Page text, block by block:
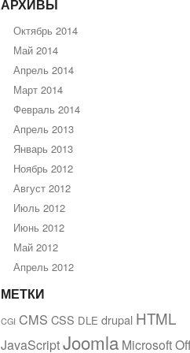
АРХИВЫ
Октябрь 2014
Май 2014
Апрель 2014
Март 2014
Февраль 2014
Апрель 2013
Январь 2013
Ноябрь 2012
Август 2012
Июль 2012
Июнь 2012
Май 2012
Апрель 2012
МЕТКИ
CGI CMS CSS DLE drupal HTML
JavaScriptJoomla Microsoft